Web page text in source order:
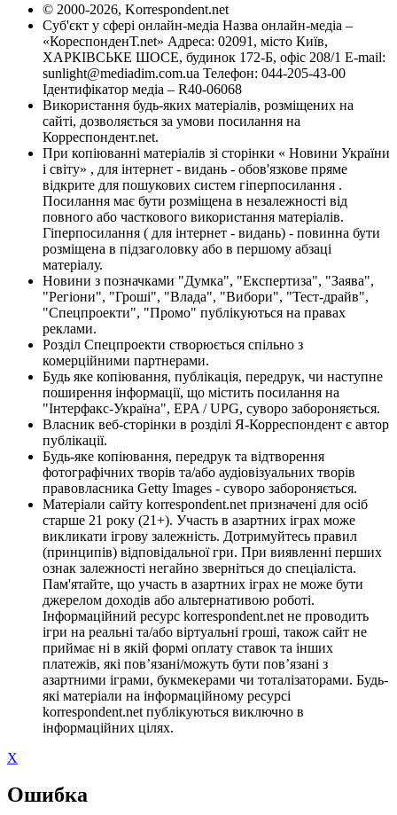
© 2000-2026, Korrespondent.net
Суб'єкт у сфері онлайн-медіа Назва онлайн-медіа –
«КореспонденТ.net» Адреса: 02091, місто Київ,
ХАРКІВСЬКЕ ШОСЕ, будинок 172-Б, офіс 208/1 E-mail:
sunlight@mediadim.com.ua Телефон: 044-205-43-00
Ідентифікатор медіа – R40-06068
Використання будь-яких матеріалів, розміщених на
сайті, дозволяється за умови посилання на
Корреспондент.net.
При копіюванні матеріалів зі сторінки « Новини України
і світу» , для інтернет - видань - обов'язкове пряме
відкрите для пошукових систем гіперпосилання .
Посилання має бути розміщена в незалежності від
повного або часткового використання матеріалів.
Гіперпосилання ( для інтернет - видань) - повинна бути
розміщена в підзаголовку або в першому абзаці
матеріалу.
Новини з позначками "Думка", "Експертиза", "Заява",
"Регіони", "Гроші", "Влада", "Вибори", "Тест-драйв",
"Спецпроекти", "Промо" публікуються на правах
реклами.
Розділ Спецпроекти створюється спільно з
комерційними партнерами.
Будь яке копіювання, публікація, передрук, чи наступне
поширення інформації, що містить посилання на
"Інтерфакс-Україна", EPA / UPG, суворо забороняється.
Власник веб-сторінки в розділі Я-Корреспондент є автор
публікації.
Будь-яке копіювання, передрук та відтворення
фотографічних творів та/або аудіовізуальних творів
правовласника Getty Images - суворо забороняється.
Матеріали сайту korrespondent.net призначені для осіб
старше 21 року (21+). Участь в азартних іграх може
викликати ігрову залежність. Дотримуйтесь правил
(принципів) відповідальної гри. При виявленні перших
ознак залежності негайно зверніться до спеціаліста.
Пам'ятайте, що участь в азартних іграх не може бути
джерелом доходів або альтернативою роботі.
Інформаційний ресурс korrespondent.net не проводить
ігри на реальні та/або віртуальні гроші, також сайт не
приймає ні в якій формі оплату ставок та інших
платежів, які пов’язані/можуть бути пов’язані з
азартними іграми, букмекерами чи тоталізаторами. Будь-
які матеріали на інформаційному ресурсі
korrespondent.net публікуються виключно в
інформаційних цілях.
X
Ошибка